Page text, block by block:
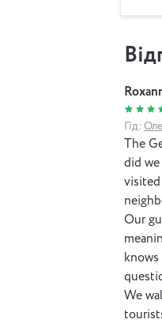
Гід:
The
did
visited
Our
We